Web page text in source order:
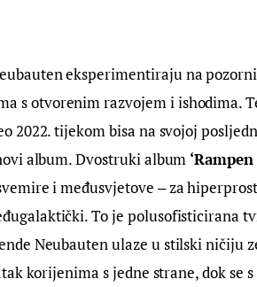
eksperimentiraju na
s otvorenim razvojem i ishodima.
2022. tijekom bisa na svojoj
album. Dvostruki album
i međusvjetove ‒ za
To je polusofisticirana
Neubauten ulaze u stilski ničiju
korijenima s jedne strane, dok se